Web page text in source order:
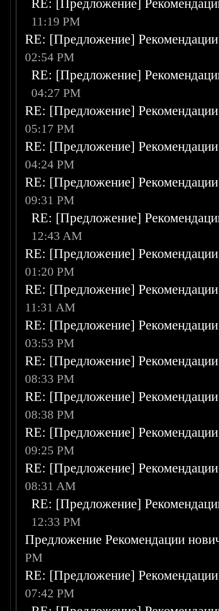
RE: [Предложение]
11:19 PM
RE: [Предложение]
02:54 PM
RE: [Предложение]
04:27 PM
RE: [Предложение]
05:17 PM
RE: [Предложение]
04:24 PM
RE: [Предложение]
09:31 PM
RE: [Предложение]
12:43 AM
RE: [Предложение]
01:20 PM
RE: [Предложение]
11:31 AM
RE: [Предложение]
03:53 PM
RE: [Предложение]
08:33 PM
RE: [Предложение]
08:38 PM
RE: [Предложение]
09:25 PM
RE: [Предложение]
08:31 AM
RE: [Предложение]
12:33 PM
Предложение Рекомендации
PM
RE: [Предложение]
07:42 PM